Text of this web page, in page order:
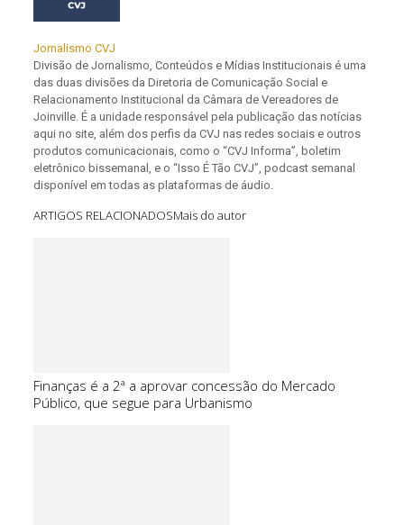
Jornalismo CVJ
Divisão de Jornalismo, Conteúdos e Mídias Institucionais é uma
das duas divisões da Diretoria de Comunicação Social e
Relacionamento Institucional da Câmara de Vereadores de
Joinville. É a unidade responsável pela publicação das notícias
aqui no site, além dos perfis da CVJ nas redes sociais e outros
produtos comunicacionais, como o “CVJ Informa”, boletim
eletrônico bissemanal, e o “Isso É Tão CVJ”, podcast semanal
disponível em todas as plataformas de áudio.
ARTIGOS RELACIONADOSMais do autor
Finanças é a 2ª a aprovar concessão do Mercado
Público, que segue para Urbanismo